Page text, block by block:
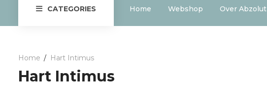
CATEGORIES Home Webshop Over Abzolut
Home Hart Intimus
Hart Intimus